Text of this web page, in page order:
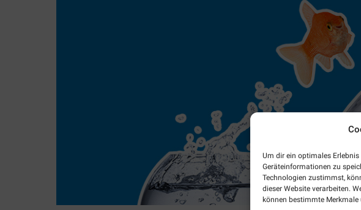
Um dir ein optimales Erlebnis
Geräteinformationen zu
Technologien zustimmst,
dieser Website verarbeiten.
können bestimmte